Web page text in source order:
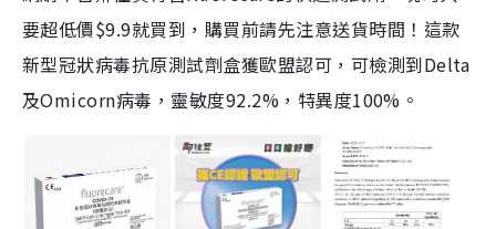
要超低價$9.9就買到，購買前請先注意送貨時間！這款
新型冠狀病毒抗原測試劑盒獲歐盟認可，可檢測到Delta
及Omicorn病毒，靈敏度92.2%，特異度100%。